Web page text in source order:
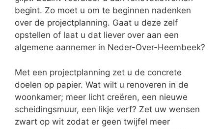
begint. Zo moet u om te beginnen nadenken
over de projectplanning. Gaat u deze zelf
opstellen of laat u dat liever over aan een
algemene aannemer in Neder-Over-Heembeek?
Met een projectplanning zet u de concrete
doelen op papier. Wat wilt u renoveren in de
woonkamer; meer licht creëren, een nieuwe
scheidingsmuur, een likje verf? Zet uw wensen
zwart op wit zodat er geen twijfel meer